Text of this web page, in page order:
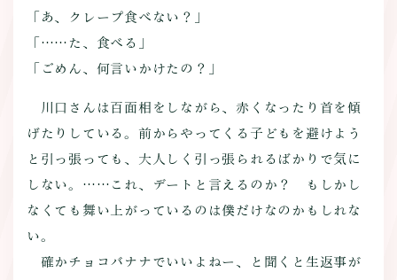
「あ、クレープ食べない？」
「……た、食べる」
「ごめん、何言いかけたの？」
川口さんは百面相をしながら、赤くなったり首を傾
げたりしている。前からやってくる子どもを避けよう
と引っ張っても、大人しく引っ張られるばかりで気に
しない。……これ、デートと言えるのか？ もしかし
なくても舞い上がっているのは僕だけなのかもしれな
い。
確かチョコバナナでいいよねー、と聞くと生返事が